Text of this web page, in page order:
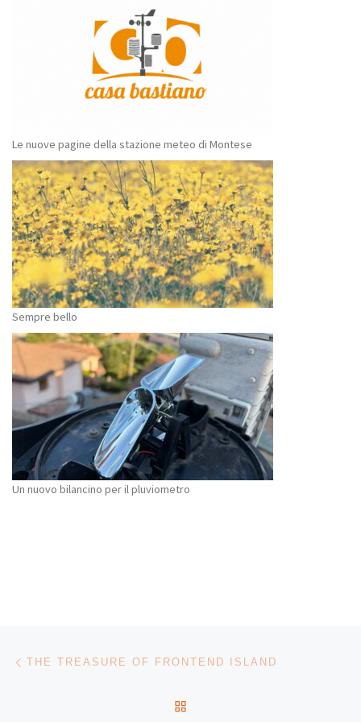
Le nuove pagine della stazione meteo di Montese
Sempre bello
Un nuovo bilancino per il pluviometro
Navigazione articoli
THE TREASURE OF FRONTEND ISLAND